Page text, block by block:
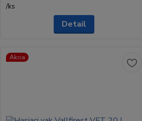
/ks
Detail
Akcia